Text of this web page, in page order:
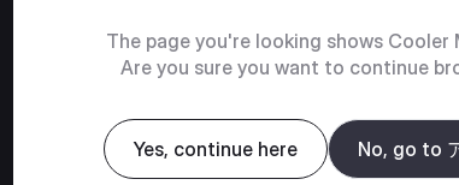
The page you're looking shows
Are you sure you want to continue
Yes, continue here No, go to